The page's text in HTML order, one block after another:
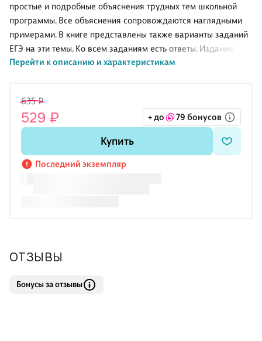
простые и подробные объяснения трудных тем школьной
программы. Все объяснения сопровождаются наглядными
примерами. В книге представлены также варианты заданий
ЕГЭ на эти темы. Ко всем заданиям есть ответы. Издание
может стать отличным репетитором для подготовки к урокам
Перейти к описанию и характеристикам
635 ₽
529 ₽ + до 79 бонусов
Купить
Последний экземпляр
ОТЗЫВЫ
Бонусы за отзывы